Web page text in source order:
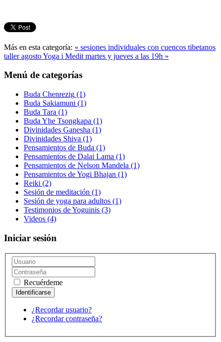
Más en esta categoría: « sesiones individuales con cuencos tibetanos
taller agosto Yoga i Medit martes y jueves a las 19h »
Menú de categorías
Buda Chenrezig (1)
Buda Sakiamuni (1)
Buda Tara (1)
Buda Yhe Tsongkapa (1)
Divinidades Ganesha (1)
Divinidades Shiva (1)
Pensamientos de Buda (1)
Pensamientos de Dalai Lama (1)
Pensamientos de Nelson Mandela (1)
Pensamientos de Yogi Bhajan (1)
Reiki (2)
Sesión de meditación (1)
Sesión de yoga para adultos (1)
Testimonios de Yoguinis (3)
Videos (4)
Iniciar sesión
Recuérdeme
¿Recordar usuario?
¿Recordar contraseña?